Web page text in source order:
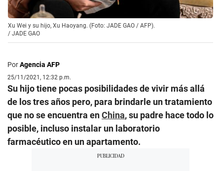
Xu Wei y su hijo, Xu Haoyang. (Foto: JADE GAO / AFP).
/ JADE GAO
PorAgencia AFP
25/11/2021, 12:32 p.m.
Su hijo tiene pocas posibilidades de vivir más allá
de los tres años pero, para brindarle un tratamiento
que no se encuentra enChina, su padre hace todo lo
posible, incluso instalar un laboratorio
farmacéutico en un apartamento.